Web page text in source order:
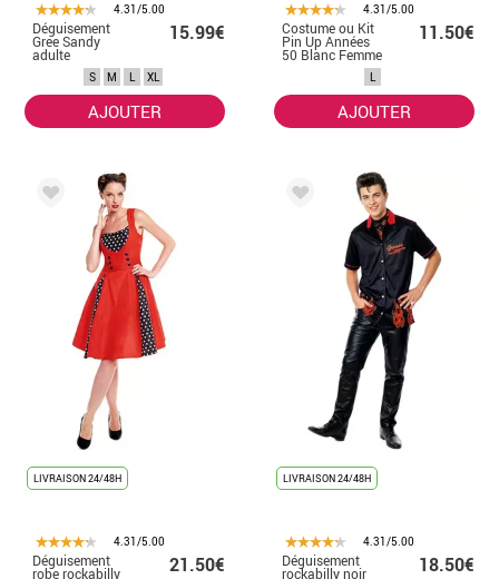
4.31/5.00
Déguisement
Gree Sandy
adulte
15.99€
S M L XL
AJOUTER
4.31/5.00
Costume ou Kit
Pin Up Années
50 Blanc Femme
: Jupe et Noeud
11.50€
L
AJOUTER
LIVRAISON 24/48H
4.31/5.00
Déguisement
robe rockabilly 21.50€
LIVRAISON 24/48H
4.31/5.00
Déguisement
rockabilly noir 18.50€